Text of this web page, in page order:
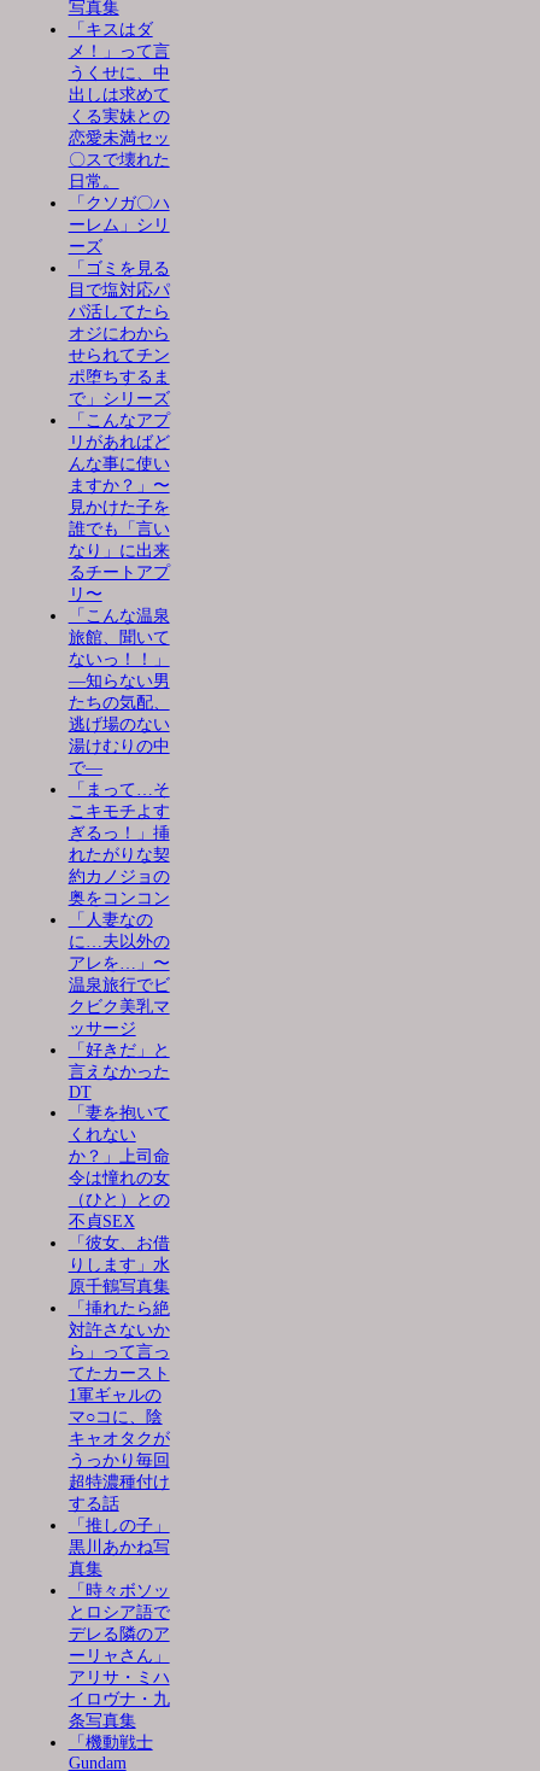
写真集
「キスはダ
メ！」って言
うくせに、中
出しは求めて
くる実妹との
恋愛未満セッ
〇スで壊れた
日常。
「クソガ〇ハ
ーレム」シリ
ーズ
「ゴミを見る
目で塩対応パ
パ活してたら
オジにわから
せられてチン
ポ堕ちするま
で」シリーズ
「こんなアプ
リがあればど
んな事に使い
ますか？」〜
見かけた子を
誰でも「言い
なり」に出来
るチートアプ
リ〜
「こんな温泉
旅館、聞いて
ないっ！！」
―知らない男
たちの気配、
逃げ場のない
湯けむりの中
で―
「まって…そ
こキモチよす
ぎるっ！」挿
れたがりな契
約カノジョの
奥をコンコン
「人妻なの
に…夫以外の
アレを…」〜
温泉旅行でビ
クビク美乳マ
ッサージ
「好きだ」と
言えなかった
DT
「妻を抱いて
くれない
か？」上司命
令は憧れの女
（ひと）との
不貞SEX
「彼女、お借
りします」水
原千鶴写真集
「挿れたら絶
対許さないか
ら」って言っ
てたカースト
1軍ギャルの
マ○コに、陰
キャオタクが
うっかり毎回
超特濃種付け
する話
「推しの子」
黒川あかね写
真集
「時々ボソッ
とロシア語で
デレる隣のア
ーリャさん」
アリサ・ミハ
イロヴナ・九
条写真集
「機動戦士
Gundam